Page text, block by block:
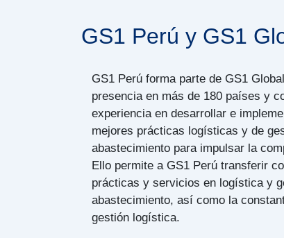
GS1 Perú y GS1
GS1 Perú forma parte de GS1
presencia en más de 180 países y
experiencia en desarrollar e
mejores prácticas logísticas y de
abastecimiento para impulsar la
Ello permite a GS1 Perú transferir
prácticas y servicios en logística y
abastecimiento, así como la
gestión logística.